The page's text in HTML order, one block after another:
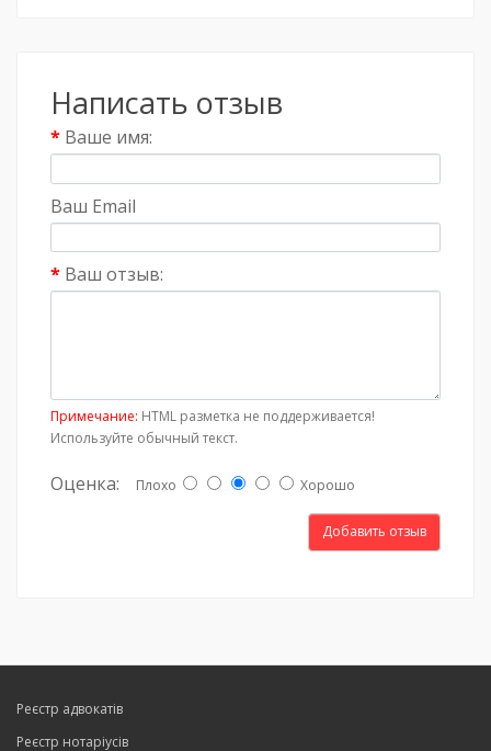
Написать отзыв
Ваше имя:
Ваш Email
Ваш отзыв:
Примечание: HTML разметка не поддерживается!
Используйте обычный текст.
Оценка: Плохо Хорошо
Добавить отзыв
Реєстр адвокатів
Реєстр нотаріусів